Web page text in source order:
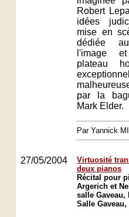
Robert
idées
mise en
dédiée
l'image
plateau
par la
Mark Elder.
Par Yannick
27/05/2004
Virtuosité
deux pianos
Récital pour
Argerich et
salle Gaveau,
Salle Gaveau,